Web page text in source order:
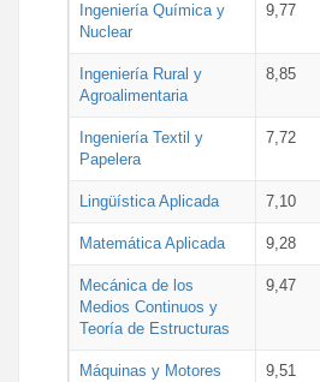
Ingeniería Química y
Nuclear
9,77
Ingeniería Rural y
Agroalimentaria
8,85
Ingeniería Textil y
Papelera
7,72
Lingüística Aplicada 7,10
Matemática Aplicada 9,28
Mecánica de los
Medios Continuos y
Teoría de Estructuras
9,47
Máquinas y Motores
9,51